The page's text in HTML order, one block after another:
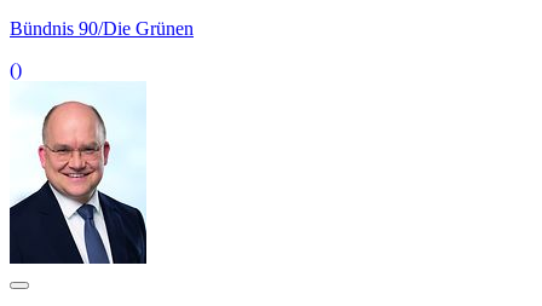
Bündnis 90/Die Grünen
()